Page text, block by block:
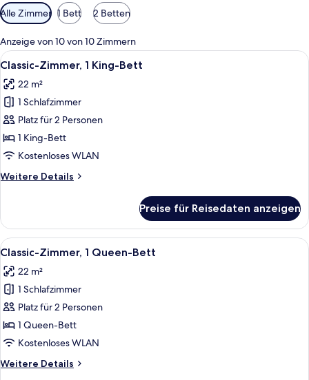
Verfügbare
Filter
für
Zimmer
Alle Zimmer 1 Bett 2 Betten
Anzeige von 10 von 10 Zimmern
Alle
Fotos
für
Classic-
Zimmer,
1 King-
Bett
Hochwertige Bettwaren, Minibar,
8
Classic-Zimmer, 1 King-Bett
22 m²
1 Schlafzimmer
Platz für 2 Personen
1 King-Bett
Kostenloses WLAN
Weitere Details
Weitere
Zimmer,
1 King-
Bett
Preise für Reisedaten anzeigen
Alle
Fotos
für
Classic-
Zimmer,
1
Queen-
anzeigen
Hochwertige Bettwaren, Minibar,
8
Classic-Zimmer, 1 Queen-Bett
22 m²
1 Schlafzimmer
Platz für 2 Personen
1 Queen-Bett
Kostenloses WLAN
Weitere Details
Weitere